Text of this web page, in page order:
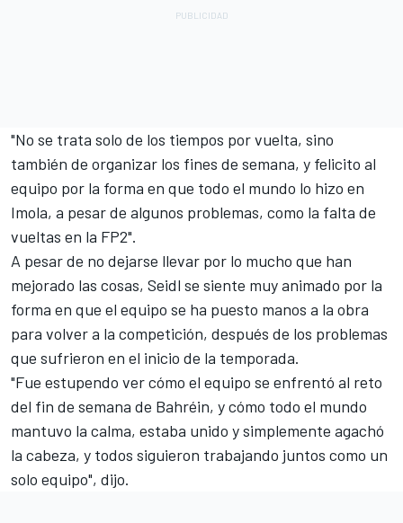
"No se trata solo de los tiempos por vuelta, sino
también de organizar los fines de semana, y felicito al
equipo por la forma en que todo el mundo lo hizo en
Imola, a pesar de algunos problemas, como la falta de
vueltas en la FP2".
A pesar de no dejarse llevar por lo mucho que han
mejorado las cosas, Seidl se siente muy animado por la
forma en que el equipo se ha puesto manos a la obra
para volver a la competición, después de los problemas
que sufrieron en el inicio de la temporada.
"Fue estupendo ver cómo el equipo se enfrentó al reto
del fin de semana de Bahréin, y cómo todo el mundo
mantuvo la calma, estaba unido y simplemente agachó
la cabeza, y todos siguieron trabajando juntos como un
solo equipo", dijo.